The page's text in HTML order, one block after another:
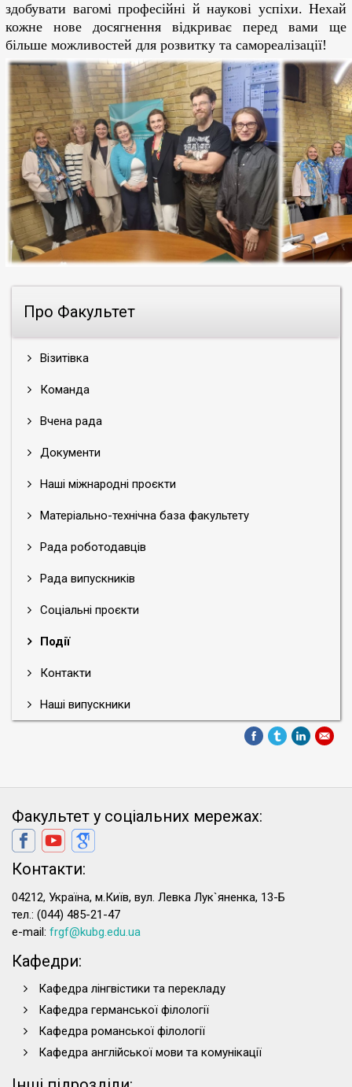
Про Факультет
Візитівка
Команда
Вчена рада
Документи
Наші міжнародні проєкти
Матеріально-технічна база факультету
Рада роботодавців
Рада випускників
Соціальні проєкти
Події
Контакти
Наші випускники
здобувати вагомі професійні й наукові успіхи. Нехай
кожне нове досягнення відкриває перед вами ще
більше можливостей для розвитку та самореалізації!
Факультет у соціальних мережах:
Контакти:
04212, Україна, м.Київ, вул. Левка Лук`яненка, 13-Б
тел.: (044) 485-21-47
e-mail: frgf@kubg.edu.ua
Кафедри:
Кафедра лінгвістики та перекладу
Кафедра германської філології
Кафедра романської філології
Кафедра англійської мови та комунікації